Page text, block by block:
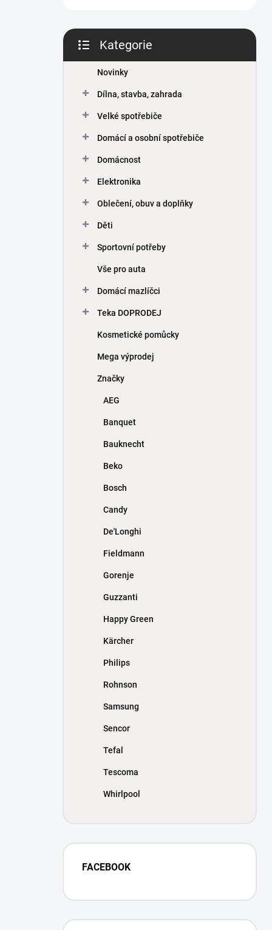
kategorie
Kategorie
Novinky
Dílna, stavba, zahrada
Velké spotřebiče
Domácí a osobní spotřebiče
Domácnost
Elektronika
Oblečení, obuv a doplňky
Děti
Sportovní potřeby
Vše pro auta
Domácí mazlíčci
Teka DOPRODEJ
Kosmetické pomůcky
Mega výprodej
Značky
AEG
Banquet
Bauknecht
Beko
Bosch
Candy
De'Longhi
Fieldmann
Gorenje
Guzzanti
Happy Green
Kärcher
Philips
Rohnson
Samsung
Sencor
Tefal
Tescoma
Whirlpool
FACEBOOK